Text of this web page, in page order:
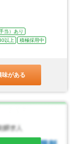
当）あり
以上
積極採用中
味がある